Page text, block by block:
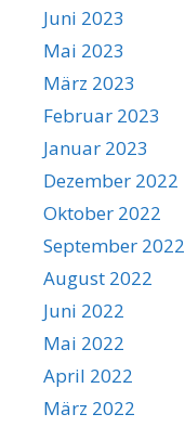
Juni 2023
Mai 2023
März 2023
Februar 2023
Januar 2023
Dezember 2022
Oktober 2022
September 2022
August 2022
Juni 2022
Mai 2022
April 2022
März 2022